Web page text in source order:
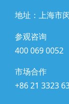
地址：上海市
参观咨询
400 069 0052
市场合作
+86 21 3323